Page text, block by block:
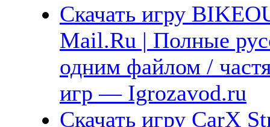
Скачать игру
Mail.Ru | Полные
одним файлом /
игр — Igrozavod.ru
Скачать игру CarX